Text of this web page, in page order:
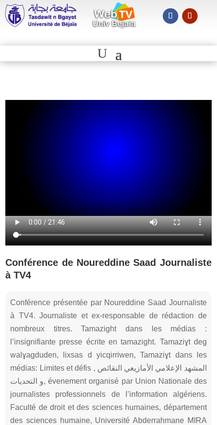
Conférence de Noureddine Saad Journaliste
à TV4
Conférence présentée par Noureddine Saad Journaliste
à TV4. Journaliste et ex-responsable de rédaction de
nombreux titres. Tamazight dans les médias :
l’insignifiante presse écrite en tamazight. Tamaziɣt deg
walɣagduden, lixsas d yicqirriwen, Tamaziɣt dans les
médias: Limites et défis , المشهد الإعلامي الأمازيغي النقائص
و التحديات, évenement organisé par Union Nationale des
journalistes professionnels de l’information algériens.
Faculté de droit et des sciences humaines, département
des sciences humaine, Université Abderrahmane MIRA